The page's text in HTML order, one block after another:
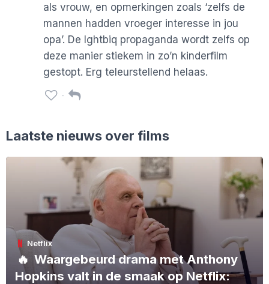
als vrouw, en opmerkingen zoals ‘zelfs de
mannen hadden vroeger interesse in jou
opa’. De lghtbiq propaganda wordt zelfs op
deze manier stiekem in zo’n kinderfilm
gestopt. Erg teleurstellend helaas.
Laatste nieuws over films
Netflix
🔥 Waargebeurd drama met Anthony
Hopkins valt in de smaak op Netflix: